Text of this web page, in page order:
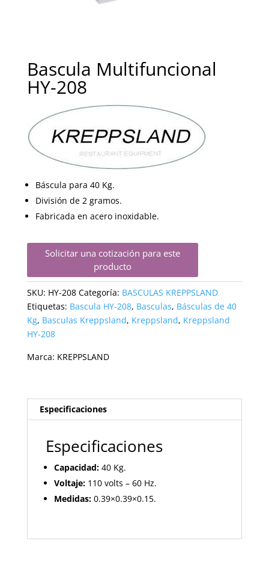
Bascula Multifuncional
HY-208
Báscula para 40 Kg.
División de 2 gramos.
Fabricada en acero inoxidable.
Solicitar una cotización para este
producto
SKU: HY-208 Categoría: BASCULAS KREPPSLAND
Etiquetas: Bascula HY-208, Basculas, Básculas de 40
Kg, Basculas Kreppsland, Kreppsland, Kreppsland
HY-208
Marca: KREPPSLAND
Especificaciones
Especificaciones
Capacidad:40 Kg.
Voltaje:110 volts – 60 Hz.
Medidas:0.39×0.39×0.15.